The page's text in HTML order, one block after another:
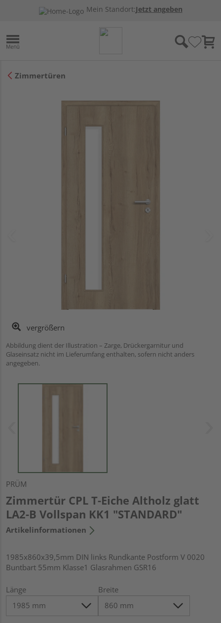
Mein Standort:Jetzt angeben
Zimmertüren
vergrößern
Abbildung dient der Illustration – Zarge, Drückergarnitur und
Glaseinsatz nicht im Lieferumfang enthalten, sofern nicht anders
angegeben.
PRÜM
Zimmertür CPL T-Eiche Altholz glatt
LA2-B Vollspan KK1 "STANDARD"
Artikelinformationen
1985x860x39,5mm DIN links Rundkante Postform V 0020
Buntbart 55mm Klasse1 Glasrahmen GSR16
Länge Breite